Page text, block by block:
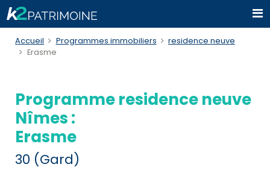
Accueil Programmes immobiliers
residence neuve
Erasme
Programme residence neuve
Nîmes :
Erasme
30 (Gard)